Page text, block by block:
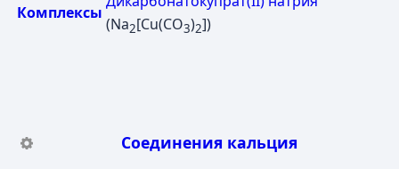
Комплексы
(Na2[Cu(CO3)2])
Соединения кальция